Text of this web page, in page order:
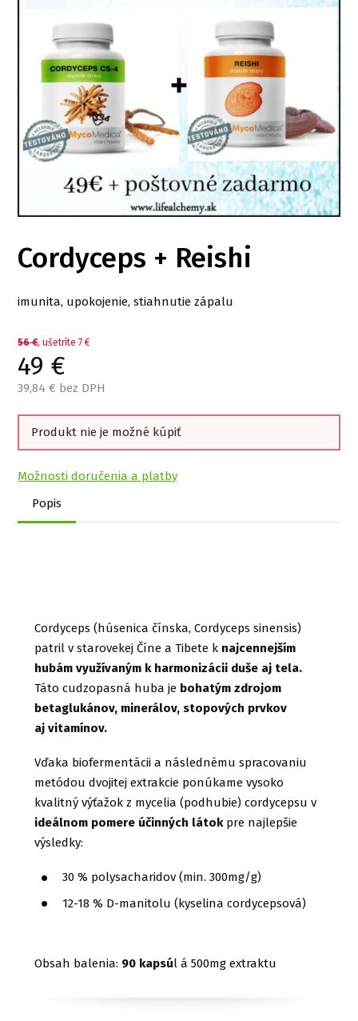
Cordyceps + Reishi
imunita, upokojenie, stiahnutie zápalu
56€, ušetríte 7 €
49 €
39,84 € bez DPH
Produkt nie je možné kúpiť
Možnosti doručenia a platby
Popis
Cordyceps (húsenica čínska, Cordyceps sinensis)
patril v starovekej Číne a Tibete knajcennejším
hubám využívaným k harmonizácii duše aj tela.
Táto cudzopasná huba je bohatým zdrojom
betaglukánov, minerálov, stopových prvkov
aj vitamínov.
Vďaka biofermentácii a následnému spracovaniu
metódou dvojitej extrakcie ponúkame vysoko
kvalitný výťažok z mycelia (podhubie) cordycepsu v
ideálnom pomere účinných látokpre najlepšie
výsledky:
30 % polysacharidov (min. 300mg/g)
12-18 % D-manitolu (kyselina cordycepsová)
Obsah balenia: 90 kapsúl á 500mg extraktu